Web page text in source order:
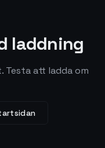
laddning
Testa att ladda om